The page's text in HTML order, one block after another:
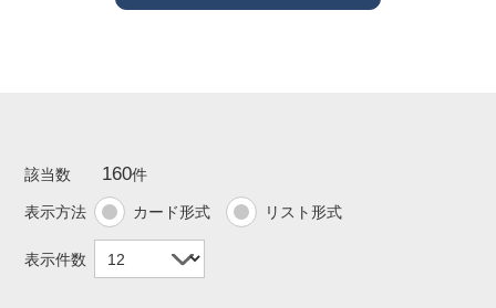
該当数 160件
表示方法 カード形式 リスト形式
表示件数